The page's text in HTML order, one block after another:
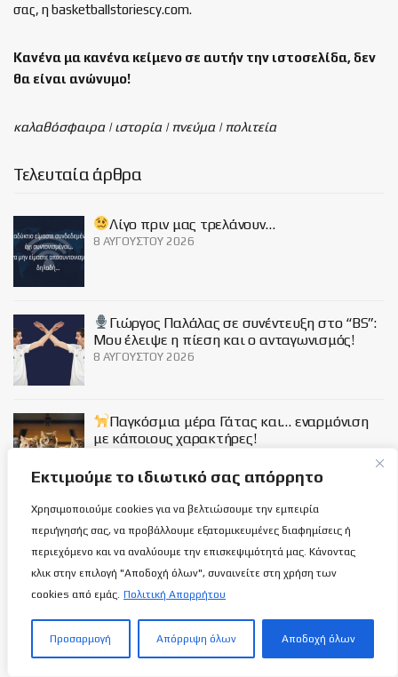
Εκτιμούμε το ιδιωτικό σας απόρρητο
Χρησιμοποιούμε cookies για να βελτιώσουμε την εμπειρία
περιήγησής σας, να προβάλλουμε εξατομικευμένες διαφημίσεις ή
περιεχόμενο και να αναλύουμε την επισκεψιμότητά μας. Κάνοντας
κλικ στην επιλογή "Αποδοχή όλων", συναινείτε στη χρήση των
cookies από εμάς. Πολιτική Απορρήτου
Προσαρμογή Απόρριψη όλων Αποδοχή όλων
σας, η basketballstoriescy.com.
Κανένα μα κανένα κείμενο σε αυτήν την ιστοσελίδα, δεν
θα είναι ανώνυμο!
καλαθόσφαιρα | ιστορία | πνεύμα | πολιτεία
Τελευταία άρθρα
Λίγο πριν μας τρελάνουν…
8 ΑΥΓΟΎΣΤΟΥ 2026
Γιώργος Παλάλας σε συνέντευξη στο “BS”:
Μου έλειψε η πίεση και ο ανταγωνισμός!
8 ΑΥΓΟΎΣΤΟΥ 2026
Παγκόσμια μέρα Γάτας και… εναρμόνιση
με κάποιους χαρακτήρες!
Social
Σχετικά με εμάς